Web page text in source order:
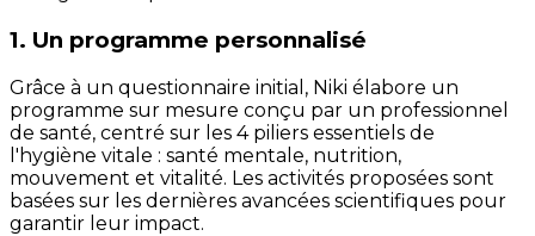
1. Un programme personnalisé
Grâce à un questionnaire initial, Niki élabore un
programme sur mesure conçu par un professionnel
de santé, centré sur les 4 piliers essentiels de
l'hygiène vitale : santé mentale, nutrition,
mouvement et vitalité. Les activités proposées sont
basées sur les dernières avancées scientifiques pour
garantir leur impact.